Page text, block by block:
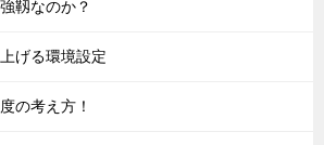
靱なのか？
げる環境設定
の考え方！